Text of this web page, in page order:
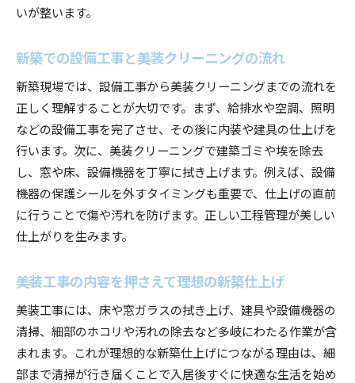
いが整います。
新築での設備工事と美装クリーニングの流れ
新築現場では、設備工事から美装クリーニングまでの流れを
正しく理解することが大切です。まず、給排水や空調、照明
などの設備工事を完了させ、その後に内装や建具の仕上げを
行います。次に、美装クリーニングで建築ゴミや埃を除去
し、窓や床、設備機器を丁寧に拭き上げます。例えば、設備
機器の保護シールを外すタイミングも重要で、仕上げの直前
に行うことで傷や汚れを防げます。正しい工程管理が美しい
仕上がりを生みます。
美装工事の内容を押さえて理想の新築仕上げ
美装工事には、床や窓ガラスの拭き上げ、建具や設備機器の
清掃、細部のホコリや汚れの除去など多岐にわたる作業が含
まれます。これが理想的な新築仕上げにつながる理由は、細
部まで清掃が行き届くことで入居後すぐに快適な生活を始め